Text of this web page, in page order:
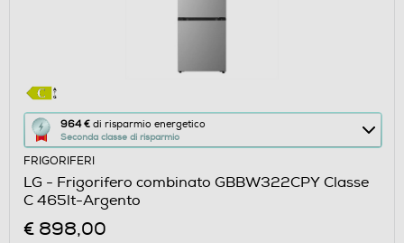
964 € di risparmio energetico
Seconda classe di risparmio
Questa
azione
aprirà
il
Calcolatore
di
FRIGORIFERI
LG - Frigorifero combinato GBBW322CPY Classe
C 465lt-Argento
€ 898,00